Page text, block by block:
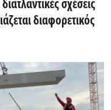
σχέσεις
διαφορετικός